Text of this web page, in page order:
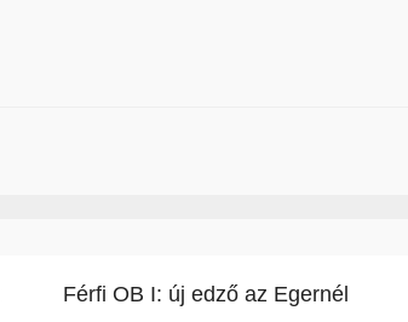
Férfi OB I: új edző az Egernél